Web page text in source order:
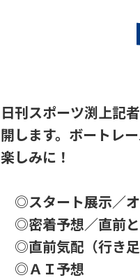
日刊スポーツ渕上記
開します。ボートレ
楽しみに！
◎スタート展示／
◎密着予想／直前と
◎直前気配（行き足
◎ＡＩ予想